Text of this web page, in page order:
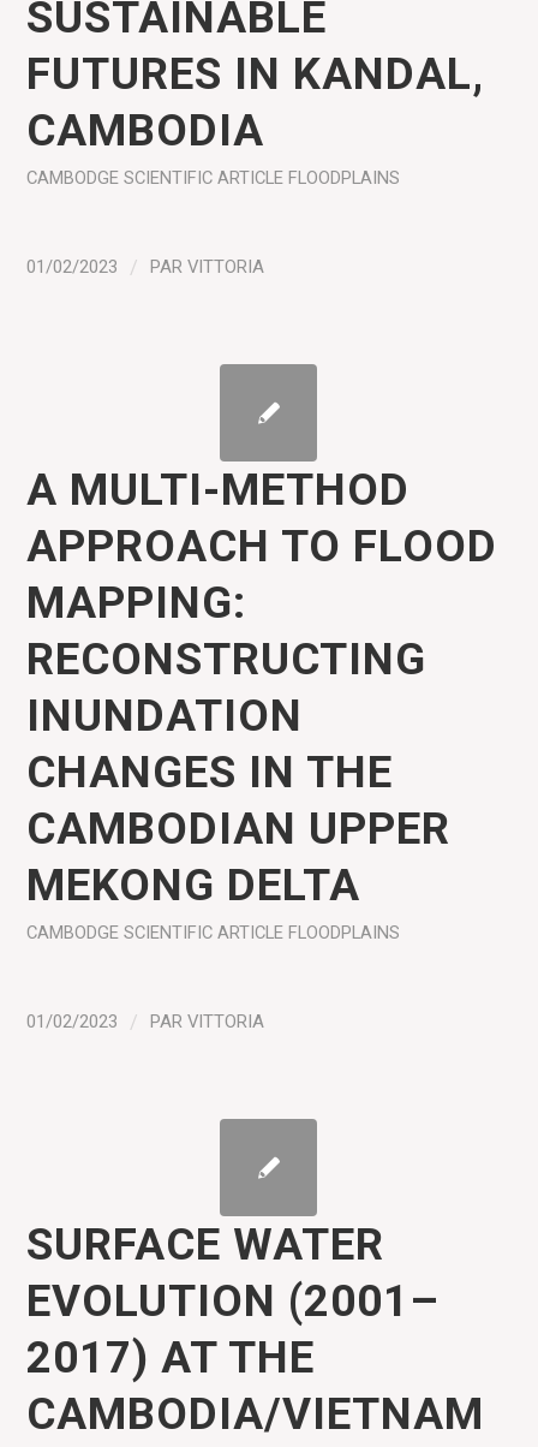
SUSTAINABLE
FUTURES IN KANDAL,
CAMBODIA
CAMBODGE SCIENTIFIC ARTICLE FLOODPLAINS
01/02/2023 / PARVITTORIA
A MULTI-METHOD
APPROACH TO FLOOD
MAPPING:
RECONSTRUCTING
INUNDATION
CHANGES IN THE
CAMBODIAN UPPER
MEKONG DELTA
CAMBODGE SCIENTIFIC ARTICLE FLOODPLAINS
01/02/2023 / PARVITTORIA
SURFACE WATER
EVOLUTION (2001–
2017) AT THE
CAMBODIA/VIETNAM